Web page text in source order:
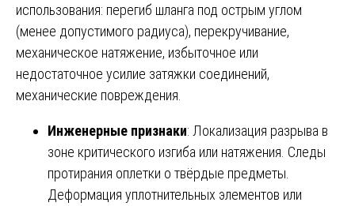
использования: перегиб шланга под острым углом
(менее допустимого радиуса), перекручивание,
механическое натяжение, избыточное или
недостаточное усилие затяжки соединений,
механические повреждения.
Инженерные признаки: Локализация разрыва в
зоне критического изгиба или натяжения. Следы
протирания оплетки о твёрдые предметы.
Деформация уплотнительных элементов или